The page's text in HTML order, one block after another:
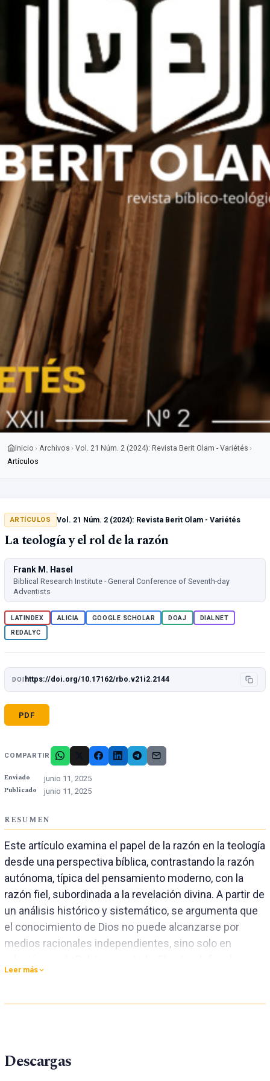
Inicio › Archivos › Vol. 21 Núm. 2 (2024): Revista Berit Olam - Variétés ›
Artículos
ARTÍCULOS Vol. 21 Núm. 2 (2024): Revista Berit Olam - Variétés
La teología y el rol de la razón
Frank M. Hasel
Biblical Research Institute - General Conference of Seventh-day
Adventists
LATINDEX ALICIA GOOGLE SCHOLAR DOAJ
DIALNET
REDALYC
DOI https://doi.org/10.17162/rbo.v21i2.2144
PDF
COMPARTIR
Enviado junio 11, 2025
Publicado junio 11, 2025
RESUMEN
Este artículo examina el papel de la razón en la teología
desde una perspectiva bíblica, contrastando la razón
autónoma, típica del pensamiento moderno, con la
razón fiel, subordinada a la revelación divina. A partir de
un análisis histórico y sistemático, se argumenta que
el conocimiento de Dios no puede alcanzarse por
medios racionales independientes, sino solo en
la teología adventista debe fundamentarse
se convierta en juez de la verdad. Se destaca también
tarea teológica.
Leer más
Descargas